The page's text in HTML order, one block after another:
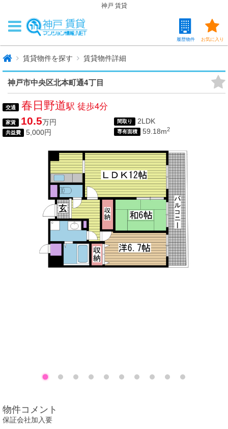
神戸 賃貸
お気に入り
履歴物件
賃貸物件を探す 賃貸物件詳細
神戸市中央区北本町通4丁目
交通 春日野道駅 徒歩4分
家賃 10.5万円
共益費 5,000円
間取り 2LDK
専有面積 59.18m2
物件コメント
保証会社加入要